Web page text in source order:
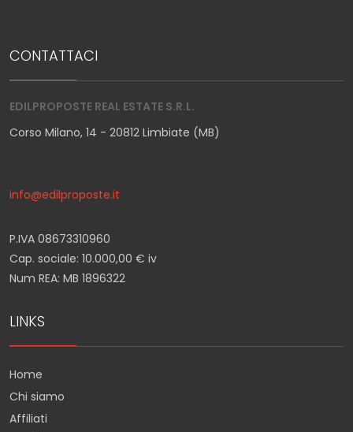
CONTATTACI
EDILPROPOSTE REAL ESTATE S.R.L.
Corso Milano, 14 - 20812 Limbiate (MB)
info@edilproposte.it
P.IVA 08673310960
Cap. sociale: 10.000,00 € iv
Num REA: MB 1896322
LINKS
Home
Chi siamo
Affiliati